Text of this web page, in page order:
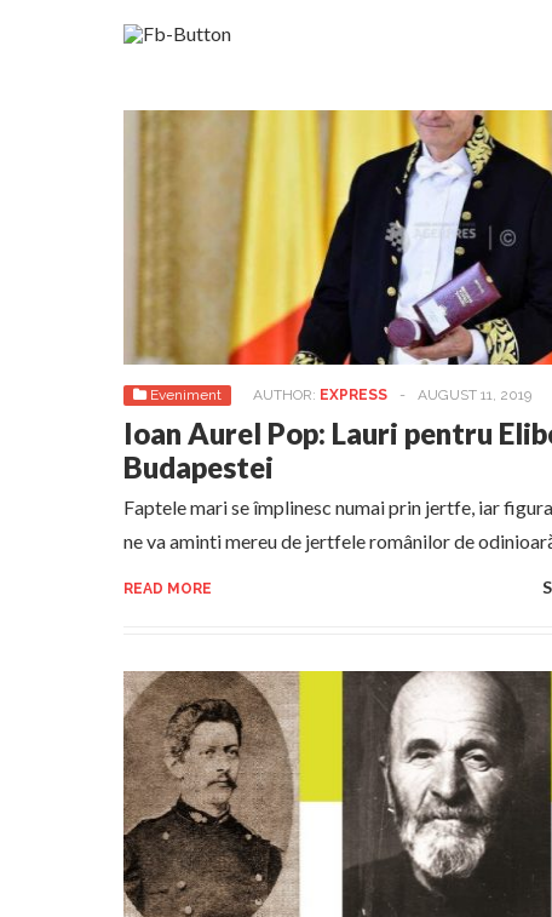
Eveniment AUTHOR: EXPRESS - AUGUST 11, 2019
Ioan Aurel Pop: Lauri pentru
Budapestei
Faptele mari se împlinesc numai prin jertfe, iar
ne va aminti mereu de jertfele românilor de
READ MORE